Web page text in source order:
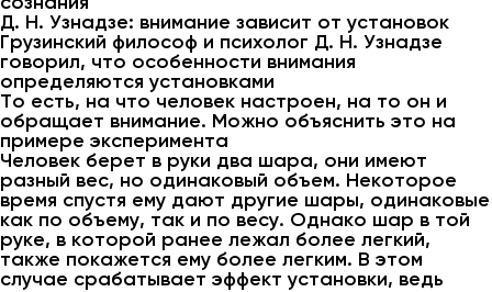
Д. Н. Узнадзе: внимание зависит от установок
Грузинский философ и психолог Д. Н. Узнадзе
говорил, что особенности внимания
определяются установками
То есть, на что человек настроен, на то он и
обращает внимание. Можно объяснить это на
примере эксперимента
Человек берет в руки два шара, они имеют
разный вес, но одинаковый объем. Некоторое
время спустя ему дают другие шары, одинаковые
как по объему, так и по весу. Однако шар в той
руке, в которой ранее лежал более легкий,
также покажется ему более легким. В этом
случае срабатывает эффект установки, ведь